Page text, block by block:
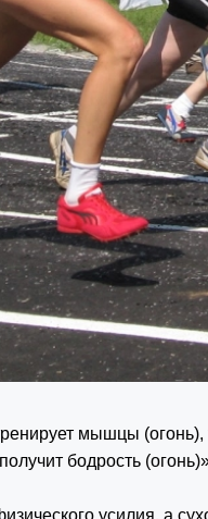
мышцы
бодрость